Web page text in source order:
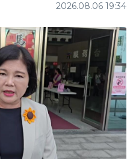
2026.08.06 19:34